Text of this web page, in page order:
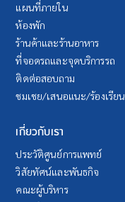
แผนที่ภายใน
ห้องพัก
ร้านค้าและร้านอาหาร
ที่จอดรถและจุดบริการรถ
ติดต่อสอบถาม
ชมเชย/เสนอแนะ/ร้องเรียน
เกี่ยวกับเรา
ประวัติศูนย์การแพทย์
วิสัยทัศน์และพันธกิจ
คณะผู้บริหาร